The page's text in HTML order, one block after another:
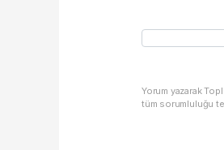
Yorum yazarak
tüm sorumluluğu